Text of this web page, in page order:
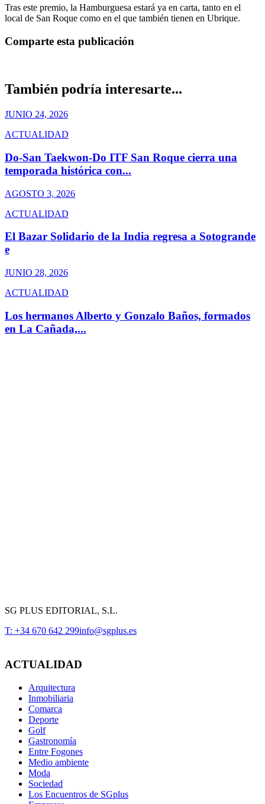
Tras este premio, la Hamburguesa estará ya en carta, tanto en el
local de San Roque como en el que también tienen en Ubrique.
Comparte esta publicación
También podría interesarte...
JUNIO 24, 2026
ACTUALIDAD
Do-San Taekwon-Do ITF San Roque cierra una
temporada histórica con...
AGOSTO 3, 2026
ACTUALIDAD
El Bazar Solidario de la India regresa a Sotogrande
e
JUNIO 28, 2026
ACTUALIDAD
Los hermanos Alberto y Gonzalo Baños, formados
en La Cañada,...
SG PLUS EDITORIAL, S.L.
T: +34 670 642 299info@sgplus.es
ACTUALIDAD
Arquitectura
Inmobiliaria
Comarca
Deporte
Golf
Gastronomía
Entre Fogones
Medio ambiente
Moda
Sociedad
Los Encuentros de SGplus